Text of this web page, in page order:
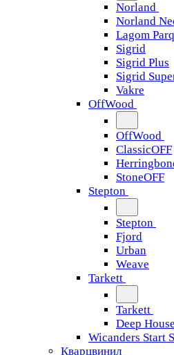
Norland
Norland
Lagom
Sigrid
Sigrid Plus
Sigrid
Vakre
OffWood
OffWood
ClassicOFF
StoneOFF
Stepton
Stepton
Fjord
Urban
Weave
Tarkett
Tarkett
Deep House
Wicanders Start
Кварцвинил